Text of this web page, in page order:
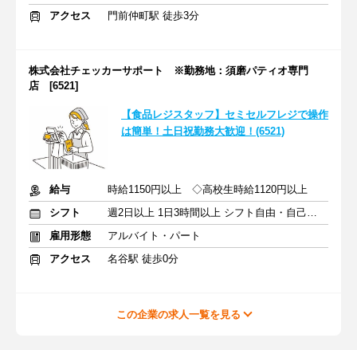
アクセス
門前仲町駅 徒歩3分
株式会社チェッカーサポート ※勤務地：須磨パティオ専門
店 [6521]
【食品レジスタッフ】セミセルフレジで操作
は簡単！土日祝勤務大歓迎！(6521)
給与
時給1150円以上 ◇高校生時給1120円以上
シフト
週2日以上 1日3時間以上 シフト自由・自己申告
雇用形態
アルバイト・パート
アクセス
名谷駅 徒歩0分
この企業の求人一覧を見る